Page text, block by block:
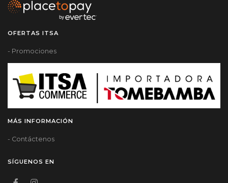
OFERTAS ITSA
- Promociones
MÁS INFORMACIÓN
- Contáctenos
SÍGUENOS EN